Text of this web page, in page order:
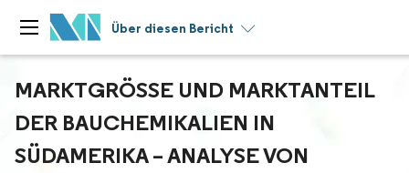
Über diesen Bericht
MARKTGRÖSSE UND MARKTANTEIL D
ER BAUCHEMIKALIEN IN S
ÜDAMERIKA – ANALYSE VON W